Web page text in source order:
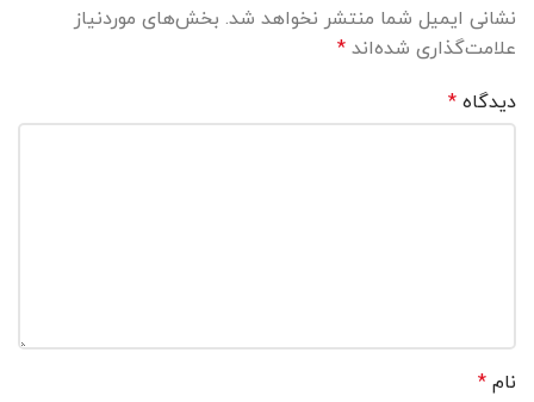
نشانی ایمیل شما منتشر نخواهد شد. بخش‌های موردنیاز
علامت‌گذاری شده‌اند*
دیدگاه*
نام*